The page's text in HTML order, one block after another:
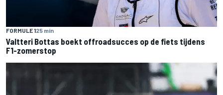
FORMULE 125 min
Valtteri Bottas boekt offroadsucces op de fiets tijdens
F1-zomerstop